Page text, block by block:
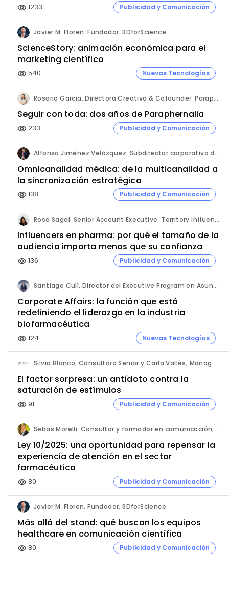
visibility 1233 Publicidad y Comunicación
Javier M. Floren. Fundador. 3DforScience.
ScienceStory: animación económica para el
marketing científico
visibility 540 Nuevas Tecnologías
Rosario Garcia. Directora Creativa & Cofounder. Paraphernalia.
Seguir con toda: dos años de Paraphernalia
visibility 233 Publicidad y Comunicación
Alfonso Jiménez Velázquez. Subdirector corporativo de Marketing y Publicidad. Grupo Ultra Laboratorios.
Omnicanalidad médica: de la multicanalidad a
la sincronización estratégica
visibility 138 Publicidad y Comunicación
Rosa Sagal. Senior Account Executive. Territory Influence.
Influencers en pharma: por qué el tamaño de la
audiencia importa menos que su confianza
visibility 136 Publicidad y Comunicación
Santiago Culí. Director del Executive Program en Asuntos Públicos y Comunicación en la Industria Farmacéutica de Cesif.
Corporate Affairs: la función que está
redefiniendo el liderazgo en la industria
biofarmacéutica
visibility 124 Nuevas Tecnologías
Silvia Blanco, Consultora Senior y Carla Vallès, Manager Senior. ANIMA.
El factor sorpresa: un antídoto contra la
saturación de estímulos
visibility 91 Publicidad y Comunicación
Sebas Morelli. Consultor y formador en comunicación, atención al cliente, liderazgo y ventas.
Ley 10/2025: una oportunidad para repensar la
experiencia de atención en el sector
farmacéutico
visibility 80 Publicidad y Comunicación
Javier M. Floren. Fundador. 3DforScience.
Más allá del stand: qué buscan los equipos
healthcare en comunicación científica
visibility 80 Publicidad y Comunicación